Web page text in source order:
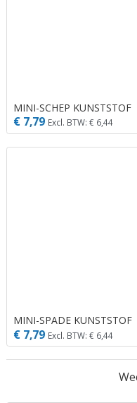
MINI-SCHEP KUNSTSTOF
€ 7,79 Excl. BTW: € 6,44
MINI-SPADE KUNSTSTOF
€ 7,79 Excl. BTW: € 6,44